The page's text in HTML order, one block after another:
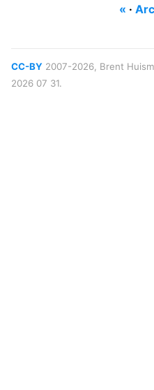
« ·
CC-BY 2007-2026, Brent
2026 07 31.